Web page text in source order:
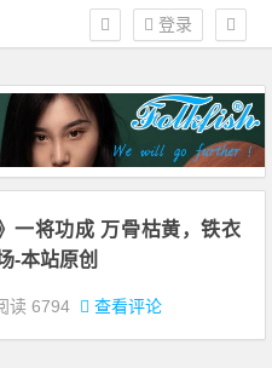
登录
一将功成 万骨枯黄，铁衣
-本站原创
读6794 查看评论